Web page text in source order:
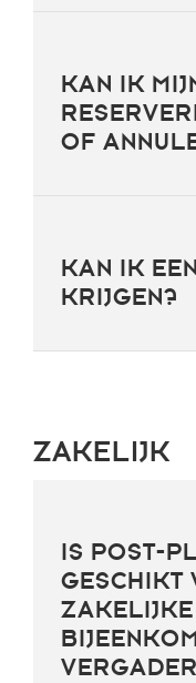
KAN IK
OF
KAN IK
KRIJGEN?
ZAKELIJK
IS POST-
GESCHIKT
ZAKELIJKE